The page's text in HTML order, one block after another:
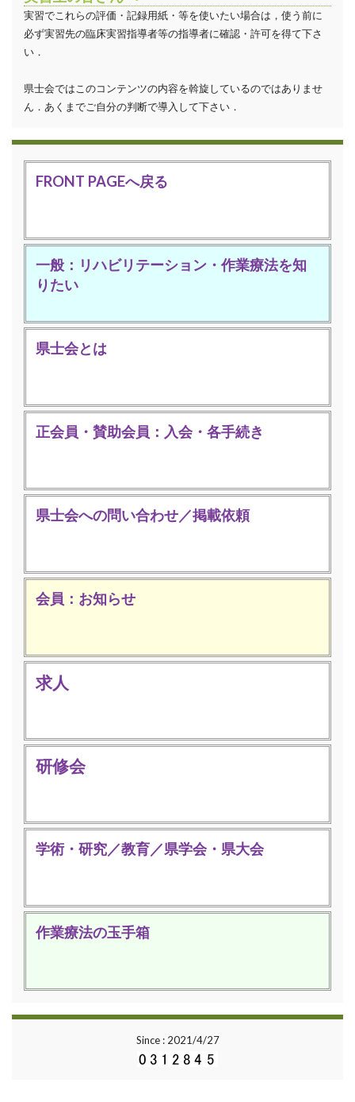
実習でこれらの評価・記録用紙・等を使いたい場合は，使う前に
必ず実習先の臨床実習指導者等の指導者に確認・許可を得て下さ
い．
県士会ではこのコンテンツの内容を斡旋しているのではありませ
ん．あくまでご自分の判断で導入して下さい．
FRONT PAGEへ戻る
一般：リハビリテーション・作業療法を知
りたい
県士会とは
正会員・賛助会員：入会・各手続き
県士会への問い合わせ／掲載依頼
会員：お知らせ
求人
研修会
学術・研究／教育／県学会・県大会
作業療法の玉手箱
Since : 2021/4/27